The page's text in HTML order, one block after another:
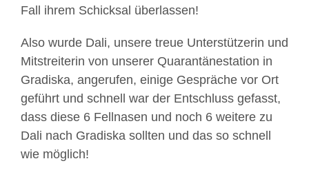
Fall ihrem Schicksal überlassen!
Also wurde Dali, unsere treue Unterstützerin und
Mitstreiterin von unserer Quarantänestation in
Gradiska, angerufen, einige Gespräche vor Ort
geführt und schnell war der Entschluss gefasst,
dass diese 6 Fellnasen und noch 6 weitere zu
Dali nach Gradiska sollten und das so schnell
wie möglich!